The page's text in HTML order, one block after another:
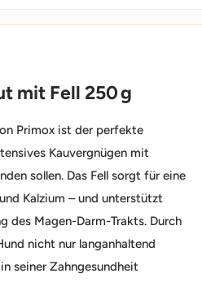
mit Fell 250 g
Primox ist der perfekte
Kauvergnügen mit
sollen. Das Fell sorgt für eine
Kalzium – und unterstützt
des Magen-Darm-Trakts. Durch
nicht nur langanhaltend
seiner Zahngesundheit